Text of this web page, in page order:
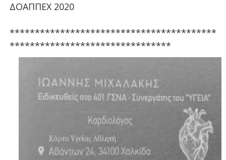
ΔΟΑΠΠΕΧ 2020
*****************************************
********************************